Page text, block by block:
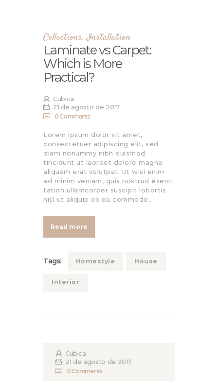
Collections,Installation
Laminate vs Carpet:
Which is More
Practical?
Cubica
21 de agosto de 2017
0 Comments
Lorem ipsum dolor sit amet,
consectetuer adipiscing elit, sed
diam nonummy nibh euismod
tincidunt ut laoreet dolore magna
aliquam erat volutpat. Ut wisi enim
ad minim veniam, quis nostrud exerci
tation ullamcorper suscipit lobortis
nisl ut aliquip ex ea commodo…
Read more
Tags: Homestyle House
Interior
Cubica
21 de agosto de 2017
0 Comments